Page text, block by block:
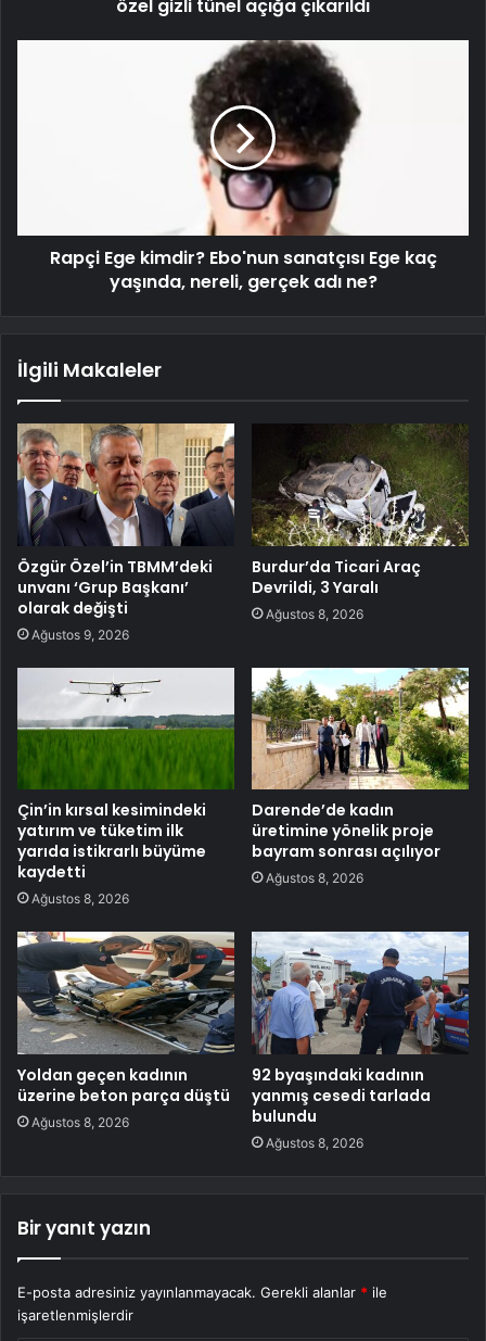
özel gizli tünel açığa çıkarıldı
Rapçi Ege kimdir? Ebo'nun sanatçısı Ege kaç
yaşında, nereli, gerçek adı ne?
İlgili Makaleler
Özgür Özel’in TBMM’deki
unvanı ‘Grup Başkanı’
olarak değişti
Ağustos 9, 2026
Burdur’da Ticari Araç
Devrildi, 3 Yaralı
Ağustos 8, 2026
Çin’in kırsal kesimindeki
yatırım ve tüketim ilk
yarıda istikrarlı büyüme
kaydetti
Ağustos 8, 2026
Darende’de kadın
üretimine yönelik proje
bayram sonrası açılıyor
Ağustos 8, 2026
Yoldan geçen kadının
üzerine beton parça düştü
Ağustos 8, 2026
92 byaşındaki kadının
yanmış cesedi tarlada
bulundu
Ağustos 8, 2026
Bir yanıt yazın
E-posta adresiniz yayınlanmayacak. Gerekli alanlar * ile
işaretlenmişlerdir